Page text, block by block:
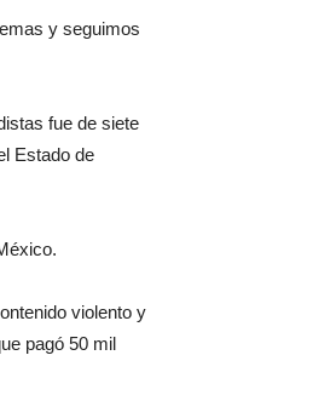
y seguimos
fue de siete
Estado de
violento y
pagó 50 mil